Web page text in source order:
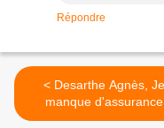
Répondre
< Desarthe Agnès, Je
manque d'assurance